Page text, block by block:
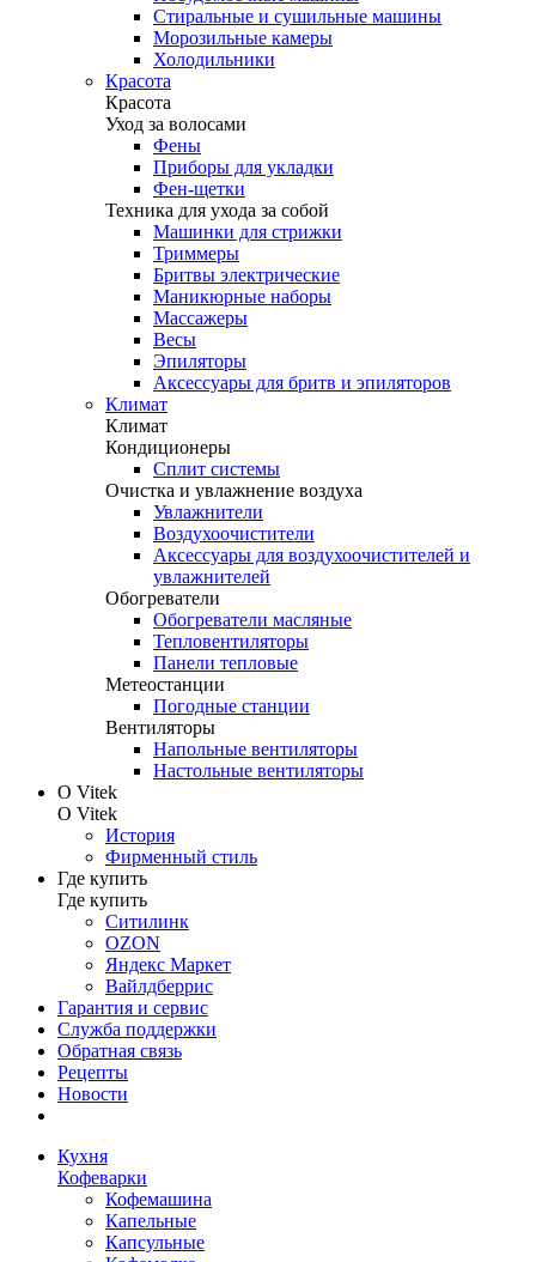
Стиральные и сушильные машины
Морозильные камеры
Холодильники
Красота
Красота
Уход за волосами
Фены
Приборы для укладки
Фен-щетки
Техника для ухода за собой
Машинки для стрижки
Триммеры
Бритвы электрические
Маникюрные наборы
Массажеры
Весы
Эпиляторы
Аксессуары для бритв и эпиляторов
Климат
Климат
Кондиционеры
Сплит системы
Очистка и увлажнение воздуха
Увлажнители
Воздухоочистители
Аксессуары для воздухоочистителей и
увлажнителей
Обогреватели
Обогреватели масляные
Тепловентиляторы
Панели тепловые
Метеостанции
Погодные станции
Вентиляторы
Напольные вентиляторы
Настольные вентиляторы
О Vitek
О Vitek
История
Фирменный стиль
Где купить
Где купить
Ситилинк
OZON
Яндекс Маркет
Вайлдберрис
Гарантия и сервис
Служба поддержки
Обратная связь
Рецепты
Новости
Кухня
Кофеварки
Кофемашина
Капельные
Капсульные